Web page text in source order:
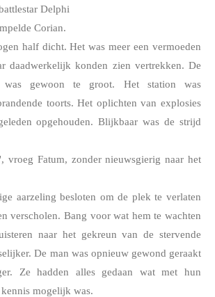
Delphi
Corian.
half dicht. Het was meer een vermoeden
daadwerkelijk konden zien vertrekken. De
was gewoon te groot. Het station was
toorts. Het oplichten van explosies
opgehouden. Blijkbaar was de strijd
vroeg Fatum, zonder nieuwsgierig naar het
aarzeling besloten om de plek te verlaten
verscholen. Bang voor wat hem te wachten
naar het gekreun van de stervende
De man was opnieuw gewond geraakt
Ze hadden alles gedaan wat met hun
mogelijk was.